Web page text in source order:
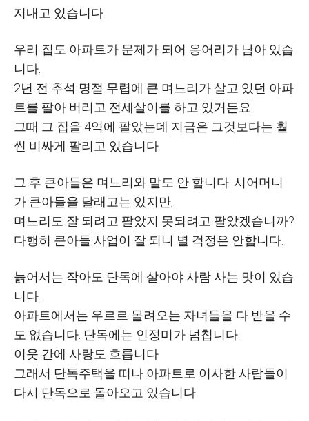
지내고 있습니다
우리 집도 아파트가 문제가 되어 응어리가 남아 있습
니다
2년 전 추석 명절 무렵에 큰 며느리가 살고 있던 아파
트를 팔아 버리고 전세살이를 하고 있거든요
그때 그 집을 4억에 팔았는데 지금은 그것보다는 훨
씬 비싸게 팔리고 있습니다
그 후 큰아들은 며느리와 말도 안 합니다 시어머니
가 큰아들을 달래고는 있지만,
며느리도 잘 되려고 팔았지 못되려고 팔았겠습니까?
다행히 큰아들 사업이 잘 되니 별 걱정은 안합니다.
늙어서는 작아도 단독에 살아야 사람 사는 맛이 있습
니다
아파트에서는 우르르 몰려오는 자녀들을 다 받을 수
도 없습니다 단독에는 인정미가 넘칩니다
이웃 간에 사랑도 흐릅니다
그래서 단독주택을 떠나 아파트로 이사한 사람들이
다시 단독으로 돌아오고 있습니다